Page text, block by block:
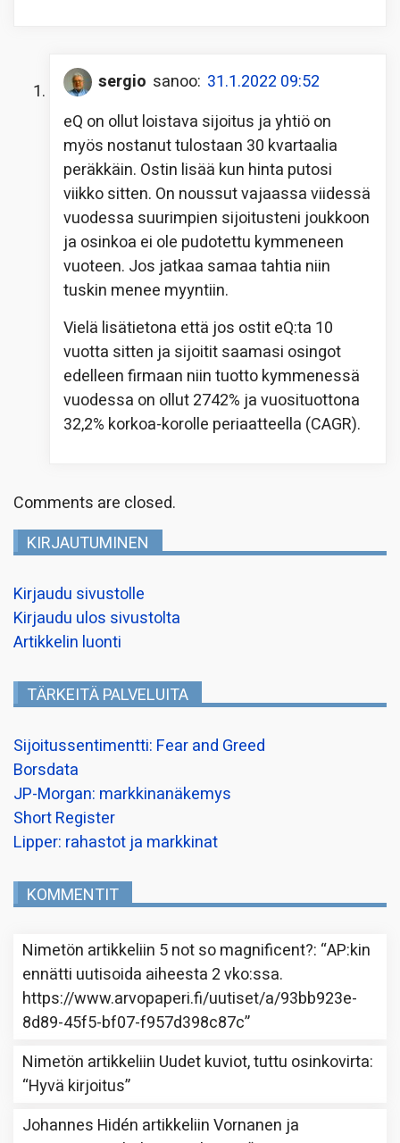
sergio sanoo: 31.1.2022 09:52
eQ on ollut loistava sijoitus ja yhtiö on
myös nostanut tulostaan 30 kvartaalia
peräkkäin. Ostin lisää kun hinta putosi
viikko sitten. On noussut vajaassa viidessä
vuodessa suurimpien sijoitusteni joukkoon
ja osinkoa ei ole pudotettu kymmeneen
vuoteen. Jos jatkaa samaa tahtia niin
tuskin menee myyntiin.
Vielä lisätietona että jos ostit eQ:ta 10
vuotta sitten ja sijoitit saamasi osingot
edelleen firmaan niin tuotto kymmenessä
vuodessa on ollut 2742% ja vuosituottona
32,2% korkoa-korolle periaatteella (CAGR).
Comments are closed.
KIRJAUTUMINEN
Kirjaudu sivustolle
Kirjaudu ulos sivustolta
Artikkelin luonti
TÄRKEITÄ PALVELUITA
Sijoitussentimentti: Fear and Greed
Borsdata
JP-Morgan: markkinanäkemys
Short Register
Lipper: rahastot ja markkinat
KOMMENTIT
Nimetön artikkeliin 5 not so magnificent?: “AP:kin
ennätti uutisoida aiheesta 2 vko:ssa.
https://www.arvopaperi.fi/uutiset/a/93bb923e-
8d89-45f5-bf07-f957d398c87c”
Nimetön artikkeliin Uudet kuviot, tuttu osinkovirta:
“Hyvä kirjoitus”
Johannes Hidén artikkeliinVornanen ja